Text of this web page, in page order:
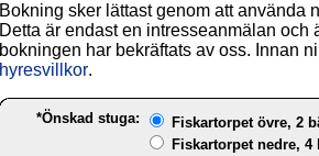
Bokning sker lättast genom att använda
Detta är endast en intresseanmälan och
bokningen har bekräftats av oss. Innan
hyresvillkor.
*Önskad stuga:
Fiskartorpet övre, 2
Fiskartorpet nedre, 4